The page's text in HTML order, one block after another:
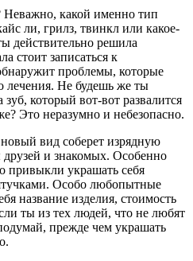
какой именно тип
ли, грилз, твинкл или какое-
действительно решила
стоит записаться к
проблемы, которые
лечения. Не будешь же ты
который вот-вот развалится
Это неразумно и небезопасно.
вид соберет изрядную
и знакомых. Особенно
привыкли украшать себя
Особо любопытные
название изделия, стоимость
ты из тех людей, что не любят
прежде чем украшать